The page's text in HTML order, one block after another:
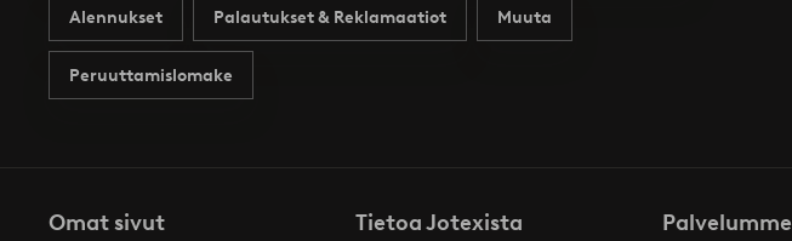
Alennukset Palautukset & Reklamaatiot Muuta
Peruuttamislomake
Omat sivut Tietoa Jotexista Palvelumme